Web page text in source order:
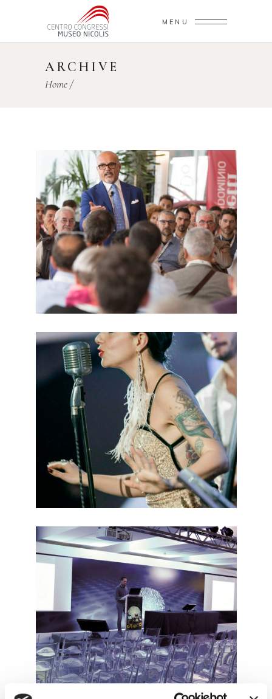
MENU
ARCHIVE
Home/